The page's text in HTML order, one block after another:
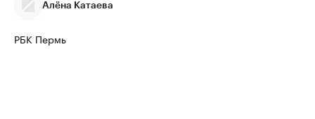
Алёна Катаева
РБК Пермь